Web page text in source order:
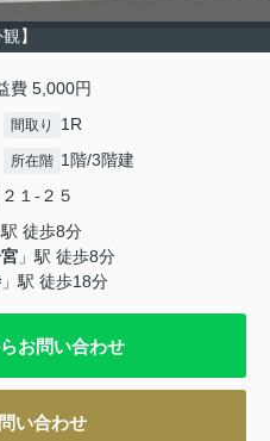
観】
費 5,000円
間取り 1R
所在階 1階/3階建
１-２５
駅 徒歩8分
」駅 徒歩8分
」駅 徒歩18分
お問い合わせ
い合わせ